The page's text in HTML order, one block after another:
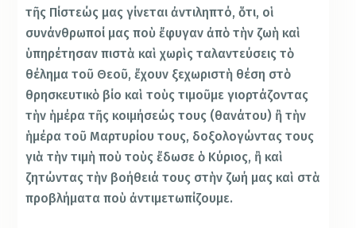
τῆς Πίστεώς μας γίνεται ἀντιληπτό, ὅτι, οἱ
συνάνθρωποί μας ποὺ ἔφυγαν ἀπὸ τὴν ζωὴ καὶ
ὑπηρέτησαν πιστὰ καὶ χωρὶς ταλαντεύσεις τὸ
θέλημα τοῦ Θεοῦ, ἔχουν ξεχωριστὴ θέση στὸ
θρησκευτικὸ βίο καὶ τοὺς τιμοῦμε γιορτάζοντας
τὴν ἡμέρα τῆς κοιμήσεώς τους (θανάτου) ἢ τὴν
ἡμέρα τοῦ Μαρτυρίου τους, δοξολογώντας τους
γιὰ τὴν τιμὴ ποὺ τοὺς ἔδωσε ὁ Κύριος, ἢ καὶ
ζητώντας τὴν βοήθειά τους στὴν ζωή μας καὶ στὰ
προβλήματα ποὺ ἀντιμετωπίζουμε.